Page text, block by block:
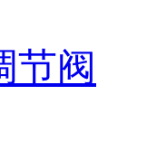
节阀